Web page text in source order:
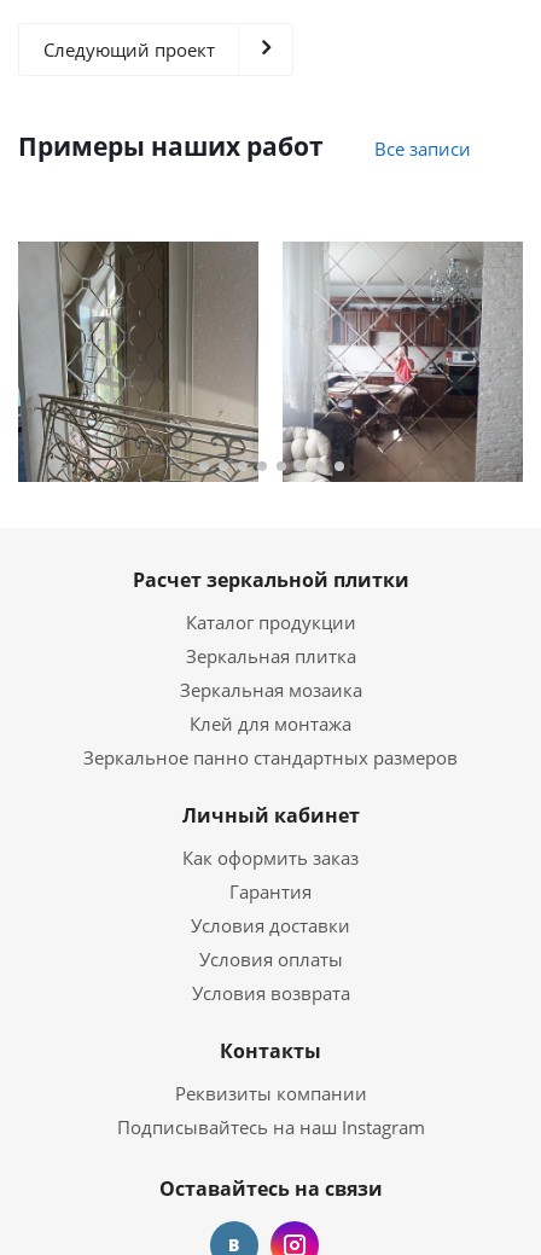
Следующий проект
Примеры наших работ Все записи
Расчет зеркальной плитки
Каталог продукции
Зеркальная плитка
Зеркальная мозаика
Клей для монтажа
Зеркальное панно стандартных размеров
Личный кабинет
Как оформить заказ
Гарантия
Условия доставки
Условия оплаты
Условия возврата
Контакты
Реквизиты компании
Подписывайтесь на наш Instagram
Оставайтесь на связи